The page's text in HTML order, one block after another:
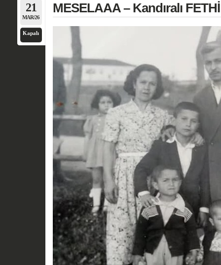
21
MAR/26
Kapalı
MESELAAA – Kandıralı FETHİ